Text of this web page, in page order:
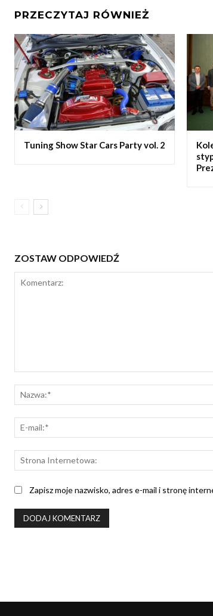
PRZECZYTAJ RÓWNIEŻ
Tuning Show Star Cars Party vol. 2
ZOSTAW ODPOWIEDŹ
Zapisz moje nazwisko, adres e-mail i stronę